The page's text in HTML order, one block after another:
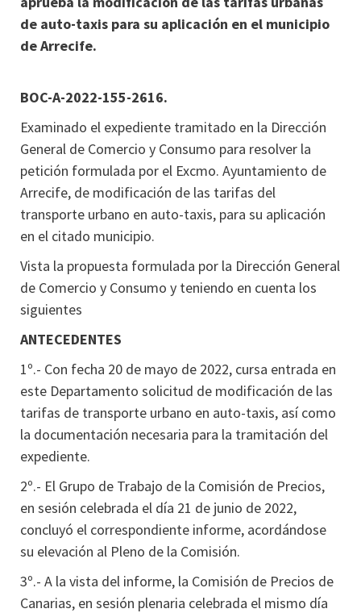
de auto-taxis para su aplicación en el municipio
de Arrecife.
BOC-A-2022-155-2616.
Examinado el expediente tramitado en la Dirección
General de Comercio y Consumo para resolver la
petición formulada por el Excmo. Ayuntamiento de
Arrecife, de modificación de las tarifas del
transporte urbano en auto-taxis, para su aplicación
en el citado municipio.
Vista la propuesta formulada por la Dirección General
de Comercio y Consumo y teniendo en cuenta los
siguientes
ANTECEDENTES
1º.- Con fecha 20 de mayo de 2022, cursa entrada en
este Departamento solicitud de modificación de las
tarifas de transporte urbano en auto-taxis, así como
la documentación necesaria para la tramitación del
expediente.
2º.- El Grupo de Trabajo de la Comisión de Precios,
en sesión celebrada el día 21 de junio de 2022,
concluyó el correspondiente informe, acordándose
su elevación al Pleno de la Comisión.
3º.- A la vista del informe, la Comisión de Precios de
Canarias, en sesión plenaria celebrada el mismo día